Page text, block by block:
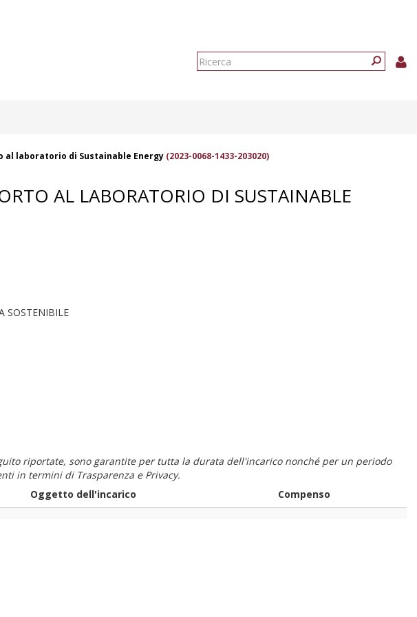
Form
al laboratorio di Sustainable Energy (2023-0068-1433-203020)
AL LABORATORIO DI SUSTAINABLE
SOSTENIBILE
riportate, sono garantite per tutta la durata dell'incarico nonché per un periodo
in termini di Trasparenza e Privacy.
Oggetto dell'incarico Compenso